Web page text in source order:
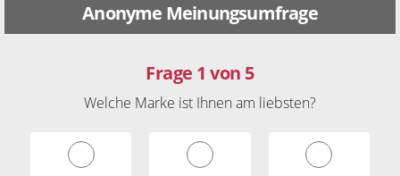
Anonyme Meinungsumfrage
Frage 1 von 5
Welche Marke ist Ihnen am liebsten?